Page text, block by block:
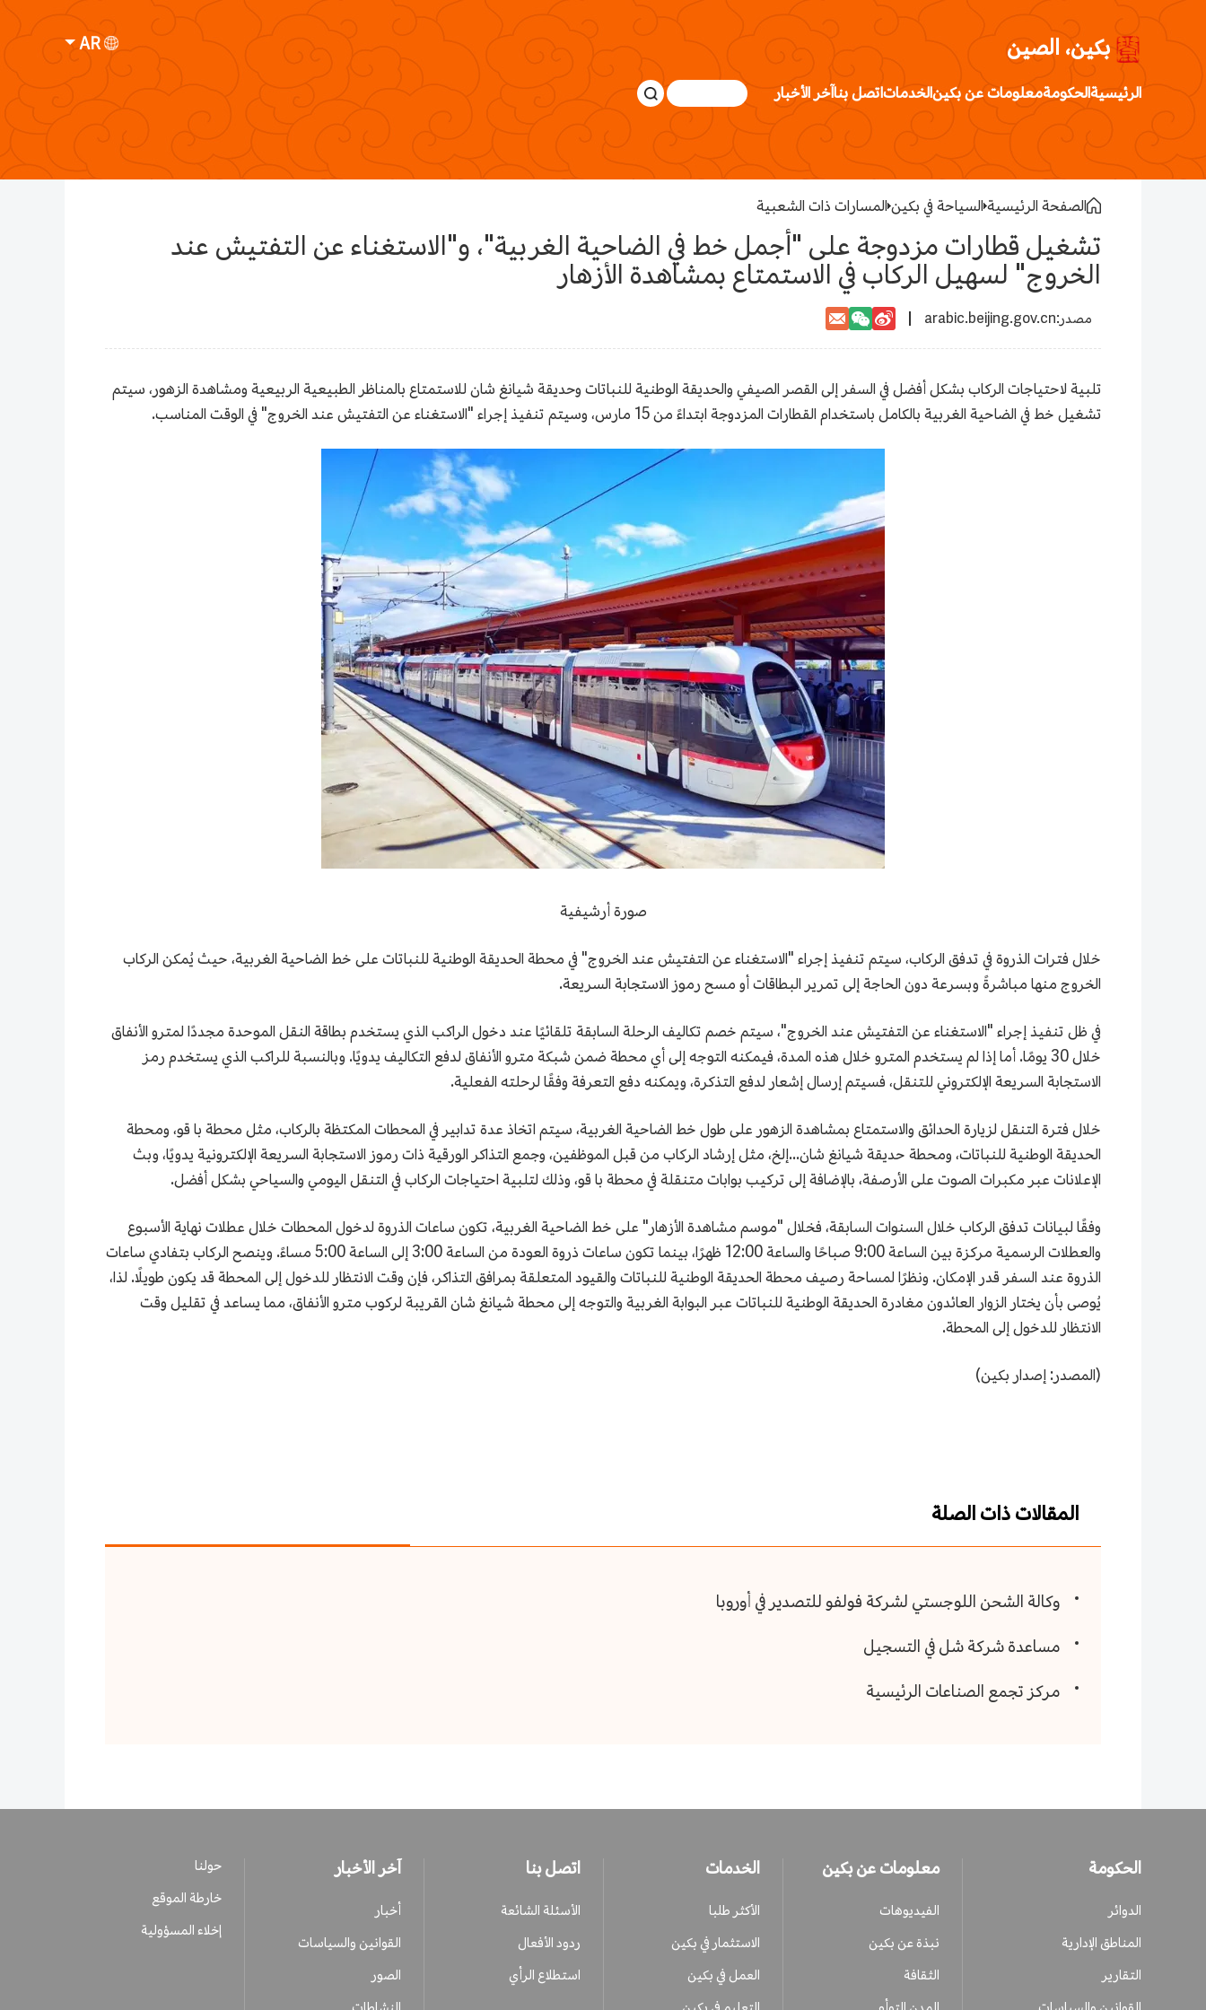
بكين، الصين AR
الرئيسيةالحكومةمعلومات عن بكينالخدماتاتصل بناآخر الأخبار
الصفحة الرئيسية السياحة في بكين المسارات ذات الشعبية
تشغيل قطارات مزدوجة على "أجمل خط في الضاحية الغربية"، و"الاستغناء عن التفتيش عند
الخروج" لسهيل الركاب في الاستمتاع بمشاهدة الأزهار
arabic.beijing.gov.cn
تلبية لاحتياجات الركاب بشكل أفضل في السفر إلى القصر الصيفي والحديقة الوطنية للنباتات وحديقة شيانغ شان للاستمتاع بالمناظر الطبيعية الربيعية ومشاهدة الزهور، سيتم
تشغيل خط في الضاحية الغربية بالكامل باستخدام القطارات المزدوجة ابتداءً من 15 مارس، وسيتم تنفيذ إجراء "الاستغناء عن التفتيش عند الخروج" في الوقت المناسب.
صورة أرشيفية
خلال فترات الذروة في تدفق الركاب، سيتم تنفيذ إجراء "الاستغناء عن التفتيش عند الخروج" في محطة الحديقة الوطنية للنباتات على خط الضاحية الغربية، حيث يُمكن الركاب
الخروج منها مباشرةً وبسرعة دون الحاجة إلى تمرير البطاقات أو مسح رموز الاستجابة السريعة.
في ظل تنفيذ إجراء "الاستغناء عن التفتيش عند الخروج"، سيتم خصم تكاليف الرحلة السابقة تلقائيًا عند دخول الراكب الذي يستخدم بطاقة النقل الموحدة مجددًا لمترو الأنفاق
خلال 30 يومًا. أما إذا لم يستخدم المترو خلال هذه المدة، فيمكنه التوجه إلى أي محطة ضمن شبكة مترو الأنفاق لدفع التكاليف يدويًا. وبالنسبة للراكب الذي يستخدم رمز
الاستجابة السريعة الإلكتروني للتنقل، فسيتم إرسال إشعار لدفع التذكرة، ويمكنه دفع التعرفة وفقًا لرحلته الفعلية.
خلال فترة التنقل لزيارة الحدائق والاستمتاع بمشاهدة الزهور على طول خط الضاحية الغربية، سيتم اتخاذ عدة تدابير في المحطات المكتظة بالركاب، مثل محطة با قو، ومحطة
الحديقة الوطنية للنباتات، ومحطة حديقة شيانغ شان...إلخ، مثل إرشاد الركاب من قبل الموظفين، وجمع التذاكر الورقية ذات رموز الاستجابة السريعة الإلكترونية يدويًا، وبث
الإعلانات عبر مكبرات الصوت على الأرصفة، بالإضافة إلى تركيب بوابات متنقلة في محطة با قو، وذلك لتلبية احتياجات الركاب في التنقل اليومي والسياحي بشكل أفضل.
وفقًا لبيانات تدفق الركاب خلال السنوات السابقة، فخلال "موسم مشاهدة الأزهار" على خط الضاحية الغربية، تكون ساعات الذروة لدخول المحطات خلال عطلات نهاية الأسبوع
والعطلات الرسمية مركزة بين الساعة 9:00 صباحًا والساعة 12:00 ظهرًا، بينما تكون ساعات ذروة العودة من الساعة 3:00 إلى الساعة 5:00 مساءً. وينصح الركاب بتفادي ساعات
الذروة عند السفر قدر الإمكان. ونظرًا لمساحة رصيف محطة الحديقة الوطنية للنباتات والقيود المتعلقة بمرافق التذاكر، فإن وقت الانتظار للدخول إلى المحطة قد يكون طويلًا. لذا،
يُوصى بأن يختار الزوار العائدون مغادرة الحديقة الوطنية للنباتات عبر البوابة الغربية والتوجه إلى محطة شيانغ شان القريبة لركوب مترو الأنفاق، مما يساعد في تقليل وقت
الانتظار للدخول إلى المحطة.
(المصدر: إصدار بكين)
المقالات ذات الصلة
وكالة الشحن اللوجستي لشركة فولفو للتصدير في أوروبا
مساعدة شركة شل في التسجيل
مركز تجمع الصناعات الرئيسية
الحكومة
الدوائر
المناطق الإدارية
التقارير
معلومات عن بكين
الفيديوهات
نبذة عن بكين
الثقافة
الخدمات
الأكثر طلبا
الاستثمار في بكين
العمل في بكين
اتصل بنا
الأسئلة الشائعة
ردود الأفعال
استطلاع الرأي
آخر الأخبار
أخبار
القوانين والسياسات
الصور
حولنا
خارطة الموقع
إخلاء المسؤولية